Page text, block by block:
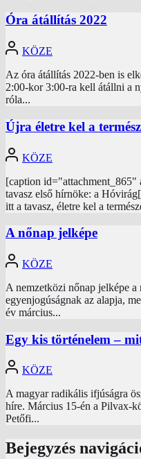
Óra átállítás 2022
KÖZE
Az óra átállítás 2022-ben is
2:00-kor 3:00-ra kell átállni a
róla...
Újra életre kel a
KÖZE
[caption
tavasz első hírnöke: a
itt a tavasz, életre kel a
A nőnap jelképe
KÖZE
A nemzetközi nőnap jelképe
egyenjogúságnak az alapja,
év március...
Egy kis történelem –
KÖZE
A magyar radikális ifjúságra
híre. Március 15-én a Pilvax-
Petőfi...
Bejegyzés